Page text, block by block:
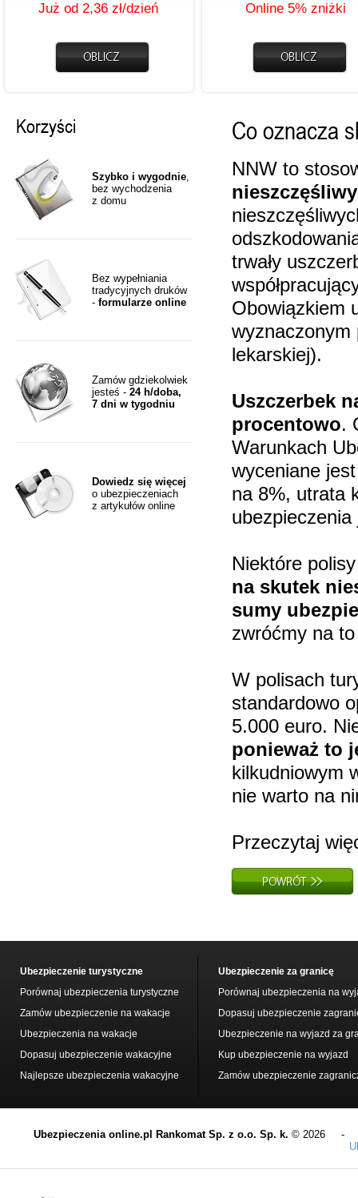
Już od 2,36 zł/dzień Online 5% zniżki
Korzyści
Szybko i wygodnie,
bez wychodzenia
z domu
Bez wypełniania
tradycyjnych druków
- formularze online
Zamów gdziekolwiek
jesteś - 24 h/doba,
7 dni w tygodniu
Dowiedz się więcej
o ubezpieczeniach
z artykułów online
Co oznacza
NNW to
trwały
Obowiązkiem
wyznaczonym
lekarskiej).
Uszczerbek
procentowo.
Warunkach
wyceniane
na 8%, utrata
ubezpieczenia
Niektóre
na skutek
sumy
zwróćmy na
W polisach
standardowo
5.000 euro.
ponieważ to
kilkudniowym
nie warto na
Przeczytaj
Ubezpieczenie turystyczne
Porównaj ubezpieczenia turystyczne
Zamów ubezpieczenie na wakacje
Ubezpieczenia na wakacje
Dopasuj ubezpieczenie wakacyjne
Najlepsze ubezpieczenia wakacyjne
Ubezpieczenie za granicę
Porównaj ubezpieczenia na
Dopasuj ubezpieczenie
Ubezpieczenie na wyjazd za
Kup ubezpieczenie na wyjazd
Zamów ubezpieczenie
Ubezpieczenia online.pl Rankomat Sp. z o.o. Sp. k. © 2026